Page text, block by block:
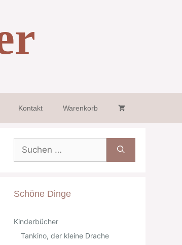
Kontakt Warenkorb
nach:
Schöne Dinge
Kinderbücher
Tankino, der kleine Drache